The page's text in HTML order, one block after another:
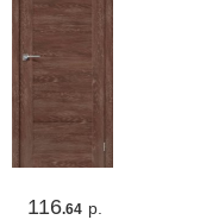
116.64 р.